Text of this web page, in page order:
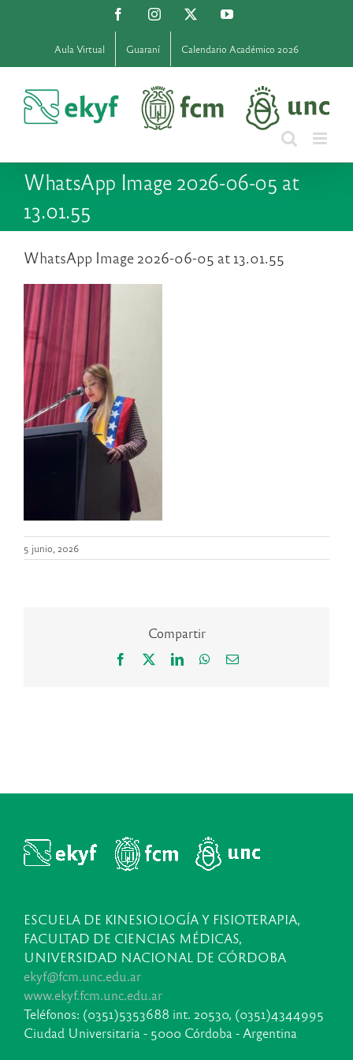
FacebookInstagram YouTube
Aula Virtual Guaraní Calendario Académico 2026
WhatsApp Image 2026-06-05 at
13.01.55
WhatsApp Image 2026-06-05 at 13.01.55
5 junio, 2026
Compartir
Facebook LinkedInWhatsApp
Correo
ESCUELA DE KINESIOLOGÍA Y FISIOTERAPIA,
FACULTAD DE CIENCIAS MÉDICAS,
UNIVERSIDAD NACIONAL DE CÓRDOBA
ekyf@fcm.unc.edu.ar
www.ekyf.fcm.unc.edu.ar
Teléfonos: (0351)5353688 int. 20530, (0351)4344995
Ciudad Universitaria - 5000 Córdoba - Argentina